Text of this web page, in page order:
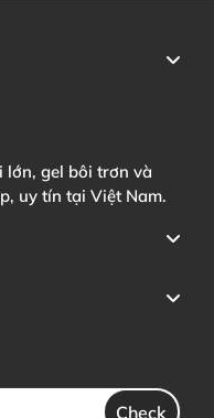
lớn, gel bôi trơn và
uy tín tại Việt Nam.
Check